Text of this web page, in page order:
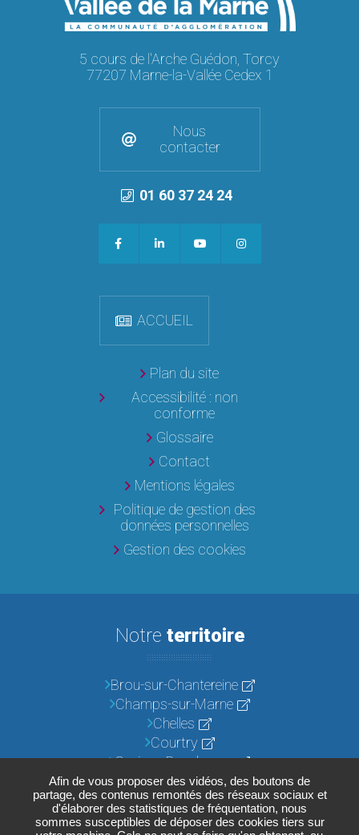
Afin de vous proposer des vidéos, des boutons de
partage, des contenus remontés des réseaux sociaux et
d'élaborer des statistiques de fréquentation, nous
sommes susceptibles de déposer des cookies tiers sur
5 cours de l'Arche Guédon, Torcy
77207 Marne-la-Vallée Cedex 1
Nous
contacter
01 60 37 24 24
ACCUEIL
Plan du site
Accessibilité : non
conforme
Glossaire
Contact
Mentions légales
Politique de gestion des
données personnelles
Gestion des cookies
Notre territoire
Brou-sur-Chantereine
Champs-sur-Marne
Chelles
Courtry
Croissy-Beaubourg
Emerainville
Lognes
Noisiel